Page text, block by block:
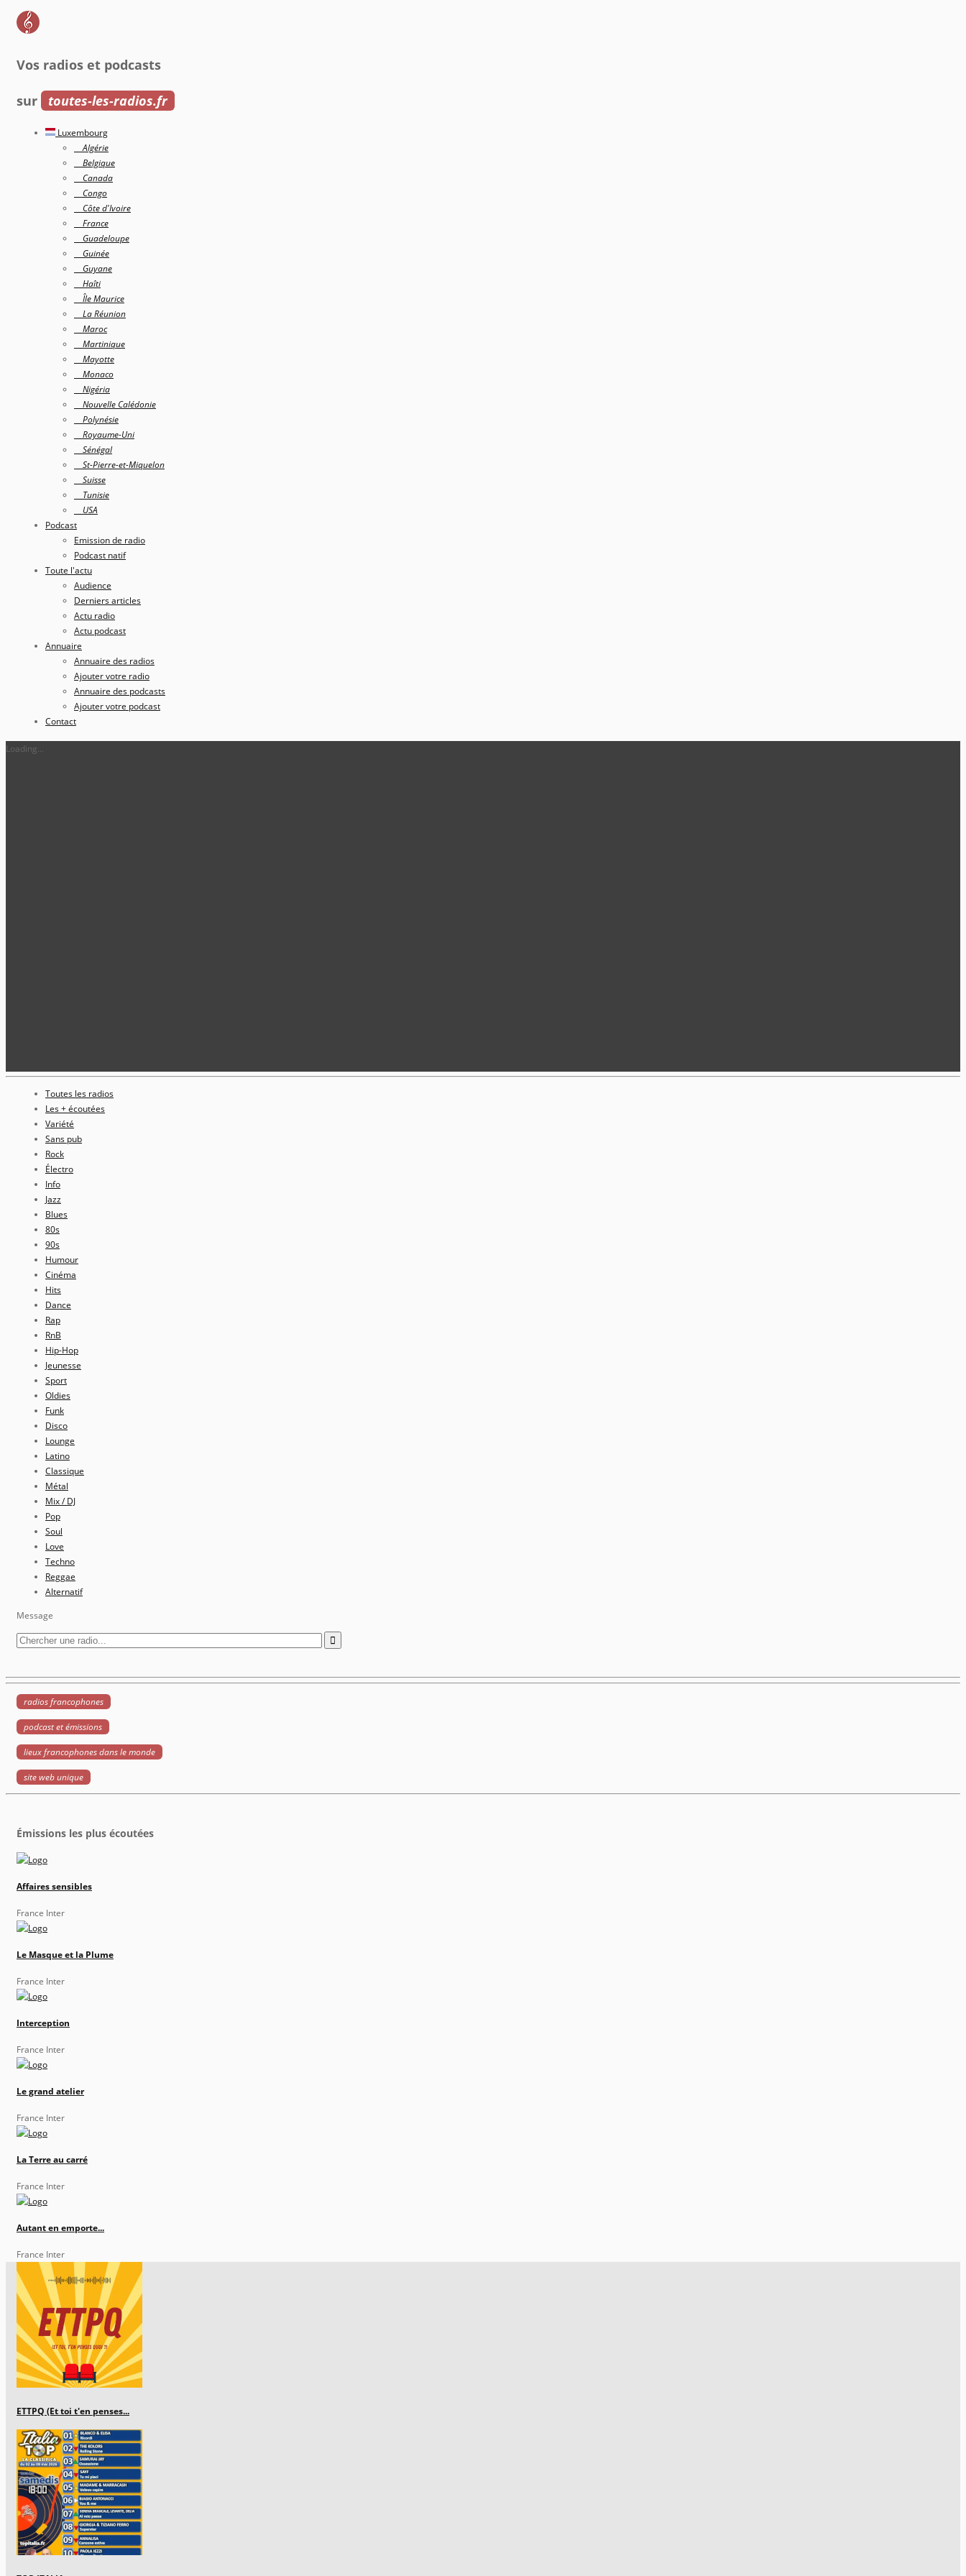
Vos radios et podcasts
sur toutes-les-radios.fr
Luxembourg
Algérie
Belgique
Canada
Congo
Côte d'Ivoire
France
Guadeloupe
Guinée
Guyane
Haîti
Île Maurice
La Réunion
Maroc
Martinique
Mayotte
Monaco
Nigéria
Nouvelle Calédonie
Polynésie
Royaume-Uni
Sénégal
St-Pierre-et-Miquelon
Suisse
Tunisie
USA
Podcast
Emission de radio
Podcast natif
Toute l'actu
Audience
Derniers articles
Actu radio
Actu podcast
Annuaire
Annuaire des radios
Ajouter votre radio
Annuaire des podcasts
Ajouter votre podcast
Contact
Loading...
Toutes les radios
Les + écoutées
Variété
Sans pub
Rock
Électro
Info
Jazz
Blues
80s
90s
Humour
Cinéma
Hits
Dance
Rap
RnB
Hip-Hop
Jeunesse
Sport
Oldies
Funk
Disco
Lounge
Latino
Classique
Métal
Mix / DJ
Pop
Soul
Love
Techno
Reggae
Alternatif
Message
radios francophones
podcast et émissions
lieux francophones dans le monde
site web unique
Émissions les plus écoutées
Affaires sensibles
France Inter
Le Masque et la Plume
France Inter
Interception
France Inter
Le grand atelier
France Inter
La Terre au carré
France Inter
Autant en emporte...
France Inter
ETTPQ (Et toi t'en penses...